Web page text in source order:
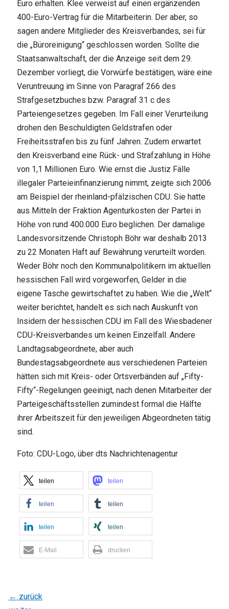
Euro erhalten. Klee verweist auf einen ergänzenden
400-Euro-Vertrag für die Mitarbeiterin. Der aber, so
sagen andere Mitglieder des Kreisverbandes, sei für
die „Büroreinigung“ geschlossen worden. Sollte die
Staatsanwaltschaft, der die Anzeige seit dem 29.
Dezember vorliegt, die Vorwürfe bestätigen, wäre eine
Veruntreuung im Sinne von Paragraf 266 des
Strafgesetzbuches bzw. Paragraf 31 c des
Parteiengesetzes gegeben. Im Fall einer Verurteilung
drohen den Beschuldigten Geldstrafen oder
Freiheitsstrafen bis zu fünf Jahren. Zudem erwartet
den Kreisverband eine Rück- und Strafzahlung in Höhe
von 1,1 Millionen Euro. Wie ernst die Justiz Fälle
illegaler Parteieinfinanzierung nimmt, zeigte sich 2006
am Beispiel der rheinland-pfälzischen CDU. Sie hatte
aus Mitteln der Fraktion Agenturkosten der Partei in
Höhe von rund 400.000 Euro beglichen. Der damalige
Landesvorsitzende Christoph Böhr war deshalb 2013
zu 22 Monaten Haft auf Bewährung verurteilt worden.
Weder Böhr noch den Kommunalpolitikern im aktuellen
hessischen Fall wird vorgeworfen, Gelder in die
eigene Tasche gewirtschaftet zu haben. Wie die „Welt“
weiter berichtet, handelt es sich nach Auskunft von
Insidern der hessischen CDU im Fall des Wiesbadener
CDU-Kreisverbandes um keinen Einzelfall. Andere
Landtagsabgeordnete, aber auch
Bundestagsabgeordnete aus verschiedenen Parteien
hätten sich mit Kreis- oder Ortsverbänden auf „Fifty-
Fifty“-Regelungen geeinigt, nach denen Mitarbeiter der
Parteigeschäftsstellen zumindest formal die Hälfte
ihrer Arbeitszeit für den jeweiligen Abgeordneten tätig
sind.
Foto: CDU-Logo, über dts Nachrichtenagentur
teilen teilen
teilen teilen
teilen teilen
E-Mail drucken
← zurück